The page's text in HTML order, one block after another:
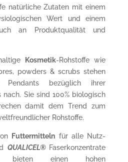
natürliche Zutaten mit einem
Wert und einem
an Produktqualität und
Kosmetik-Rohstoffe wie
powders & scrubs stehen
Pendants bezüglich ihrer
Sie sind 100% biologisch
damit dem Trend zum
Rohstoffe.
Futtermitteln für alle Nutz-
QUALICEL® Faserkonzentrate
bieten einen hohen